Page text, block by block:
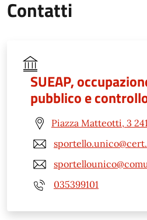
Contatti
SUEAP,
pubblico e
Piazza Matteotti, 3
035399101